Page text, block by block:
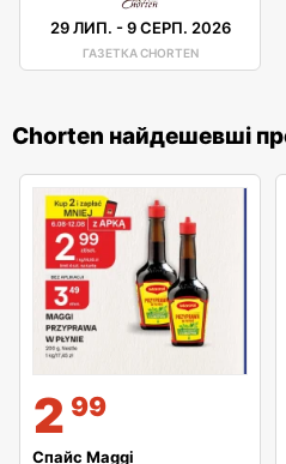
29 ЛИП. -9 СЕРП. 2026
ГАЗЕТКА CHORTEN
Chorten найдешевші
2 99
Спайс Maggi